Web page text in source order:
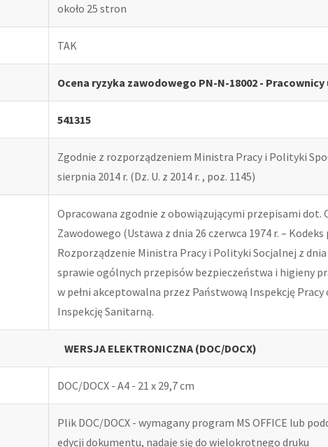
około 25 stron
TAK
Ocena ryzyka zawodowego PN-N-18002 - Pracownicy
541315
Zgodnie z rozporządzeniem Ministra Pracy i Polityki
sierpnia 2014 r. (Dz. U. z 2014 r. , poz. 1145)
Opracowana zgodnie z obowiązującymi przepisami dot.
Zawodowego (Ustawa z dnia 26 czerwca 1974 r. – Kodeks
Rozporządzenie Ministra Pracy i Polityki Socjalnej z dnia
sprawie ogólnych przepisów bezpieczeństwa i higieny
w pełni akceptowalna przez Państwową Inspekcję
Inspekcję Sanitarną.
WERSJA ELEKTRONICZNA (DOC/DOCX)
DOC/DOCX - A4 - 21 x 29,7 cm
Plik DOC/DOCX - wymagany program MS OFFICE lub
edycji dokumentu, nadaje się do wielokrotnego druku